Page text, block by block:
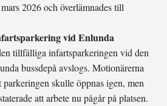
2026 och överlämnades till
vid Enlunda
tillfälliga infartsparkeringen vid den
bussdepå avslogs. Motionärerna
skulle öppnas igen, men
att arbete nu pågår på platsen.